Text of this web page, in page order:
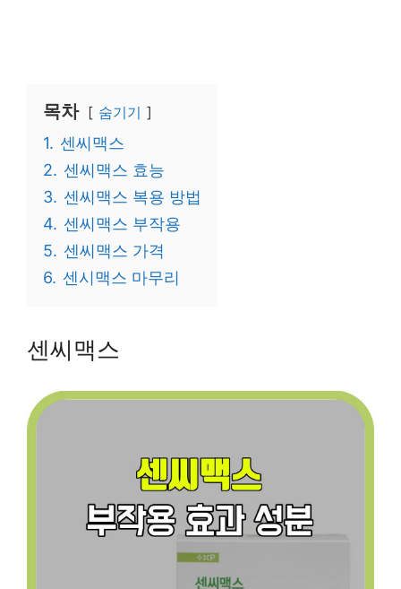
목차 숨기기
1. 센씨맥스
2. 센씨맥스 효능
3. 센씨맥스 복용 방법
4. 센씨맥스 부작용
5. 센씨맥스 가격
6. 센시맥스 마무리
센씨맥스